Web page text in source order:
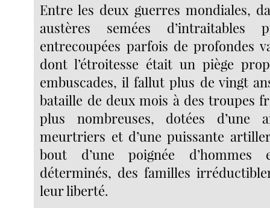
Entre les deux guerres mondiales,
austères semées d’intraitables
entrecoupées parfois de profondes
dont l’étroitesse était un piège
embuscades, il fallut plus de vingt
bataille de deux mois à des troupes
plus nombreuses, dotées d’une
meurtriers et d’une puissante
bout d’une poignée
déterminés, des familles
leur liberté.